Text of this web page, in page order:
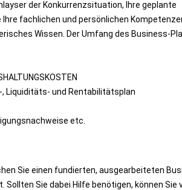
der Konkurrenzsituation, Ihre geplante
fachlichen und persönlichen
Wissen. Der Umfang des Business-
, Liquiditäts- und Rentabilitätsplan
etc.
Sie einen fundierten, ausgearbeiteten
Sie dabei Hilfe benötigen, können Sie